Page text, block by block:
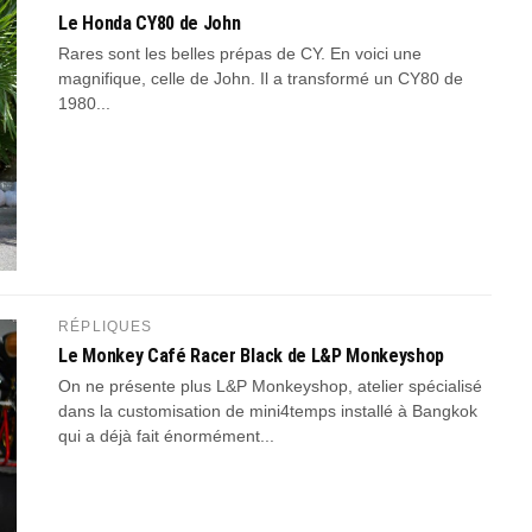
Le Honda CY80 de John
Rares sont les belles prépas de CY. En voici une
magnifique, celle de John. Il a transformé un CY80 de
1980...
RÉPLIQUES
Le Monkey Café Racer Black de L&P Monkeyshop
On ne présente plus L&P Monkeyshop, atelier spécialisé
dans la customisation de mini4temps installé à Bangkok
qui a déjà fait énormément...